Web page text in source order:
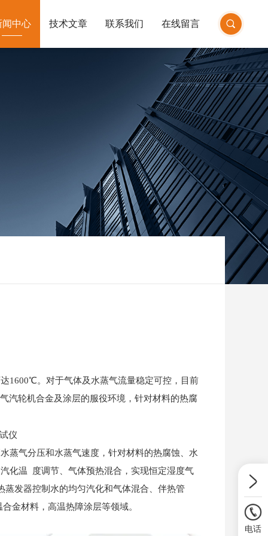
闻中心 技术文章 联系我们 在线留言
1600℃。对于气体及水蒸气流量稳定可控，目前
汽轮机合金及涂层的服役环境，针对材料的热腐
蒸气分压和水蒸气速度，针对材料的热腐蚀、水
化温 度调节、气体预热混合，实现恒定湿度气
发器控制水的均匀汽化和气体混合、伴热管
金材料，高温热障涂层等领域。
电话